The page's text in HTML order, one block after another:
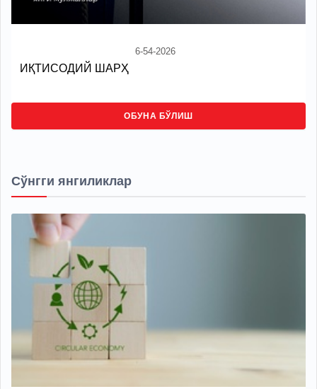
6-54-2026
ИҚТИСОДИЙ ШАРҲ
ОБУНА БЎЛИШ
Сўнгги янгиликлар